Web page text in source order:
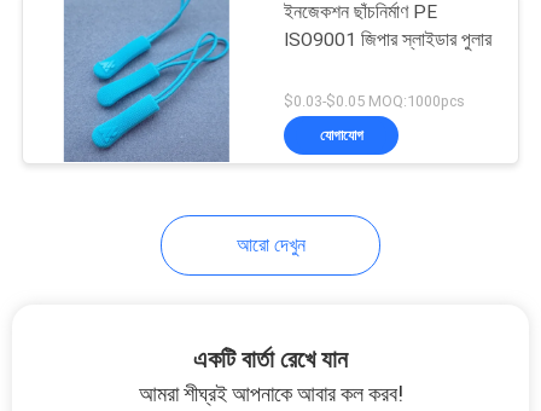
গার্মেন্টস সুইং ট্যাগস
মুদ্রিত ইলাস্টিক ব্যান্ড
ইনজেকশন ছাঁচনির্মাণ PE
ISO9001 জিপার স্লাইডার পুলার
$0.03-$0.05 MOQ:1000pcs
যোগাযোগ
আরো দেখুন
একটি বার্তা রেখে যান
আমরা শীঘ্রই আপনাকে আবার কল করব!